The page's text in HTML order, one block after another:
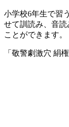
小学校6年生で習
せて訓読み、音
ことができます。
「敬警劇激穴 絹